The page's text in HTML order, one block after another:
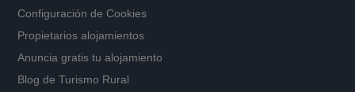
Configuración de Cookies
Propietarios alojamientos
Anuncia gratis tu alojamiento
Blog de Turismo Rural